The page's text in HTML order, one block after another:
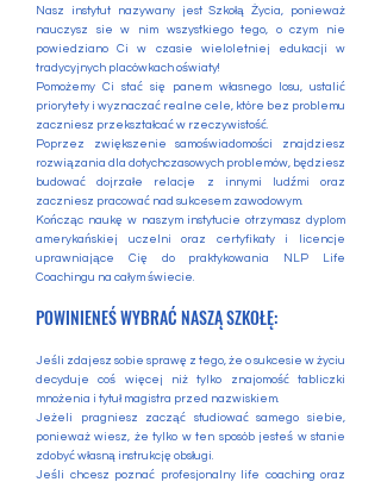
Nasz instytut nazywany jest Szkołą Życia, ponieważ
nauczysz sie w nim wszystkiego tego, o czym nie
powiedziano Ci w czasie wieloletniej edukacji w
tradycyjnych placówkach oświaty!
Pomożemy Ci stać się panem własnego losu, ustalić
priorytety i wyznaczać realne cele, które bez problemu
zaczniesz przekształcać w rzeczywistość.
Poprzez zwiększenie samoświadomości znajdziesz
rozwiązania dla dotychczasowych problemów, będziesz
budować dojrzałe relacje z innymi ludźmi oraz
zaczniesz pracować nad sukcesem zawodowym.
Kończąc naukę w naszym instytucie otrzymasz dyplom
amerykańskiej uczelni oraz certyfikaty i licencje
uprawniające Cię do praktykowania NLP Life
Coachingu na całym świecie.
POWINIENEŚ WYBRAĆ NASZĄ SZKOŁĘ:
Jeśli zdajesz sobie sprawę z tego, że o sukcesie w życiu
decyduje coś więcej niż tylko znajomość tabliczki
mnożenia i tytuł magistra przed nazwiskiem.
Jeżeli pragniesz zacząć studiować samego siebie,
ponieważ wiesz, że tylko w ten sposób jesteś w stanie
zdobyć własną instrukcję obsługi.
Jeśli chcesz poznać profesjonalny life coaching oraz